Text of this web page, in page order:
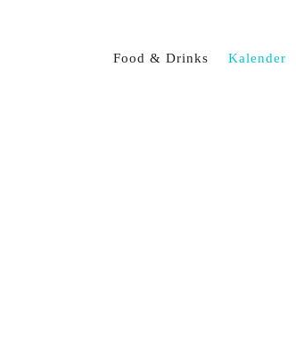
Food & Drinks Kalender